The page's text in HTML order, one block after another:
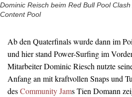
Dominic Reisch beim Red Bull Pool
Content Pool
Ab den Quaterfinals wurde dann im
und hier stand Power-Surfing im
Mitarbeiter Dominic Riesch nutzte
Anfang an mit kraftvollen Snaps und
desCommunity Jams Tien Domann